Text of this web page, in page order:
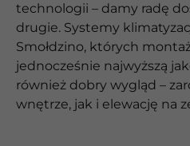
technologii – damy radę
drugie. Systemy
Smołdzino, których
jednocześnie najwyższą
również dobry wygląd –
wnętrze, jak i elewację na